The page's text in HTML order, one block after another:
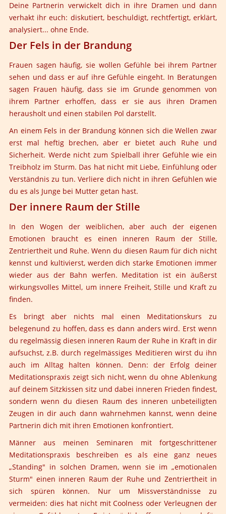
Deine Partnerin verwickelt dich in ihre Dramen und dann
verhakt ihr euch: diskutiert, beschuldigt, rechtfertigt, erklärt,
analysiert... ohne Ende.
Der Fels in der Brandung
Frauen sagen häufig, sie wollen Gefühle bei ihrem Partner
sehen und dass er auf ihre Gefühle eingeht. In Beratungen
sagen Frauen häufig, dass sie im Grunde genommen von
ihrem Partner erhoffen, dass er sie aus ihren Dramen
herausholt und einen stabilen Pol darstellt.
An einem Fels in der Brandung können sich die Wellen zwar
erst mal heftig brechen, aber er bietet auch Ruhe und
Sicherheit. Werde nicht zum Spielball ihrer Gefühle wie ein
Treibholz im Sturm. Das hat nicht mit Liebe, Einfühlung oder
Verständnis zu tun. Verliere dich nicht in ihren Gefühlen wie
du es als Junge bei Mutter getan hast.
Der innere Raum der Stille
In den Wogen der weiblichen, aber auch der eigenen
Emotionen braucht es einen inneren Raum der Stille,
Zentriertheit und Ruhe. Wenn du diesen Raum für dich nicht
kennst und kultivierst, werden dich starke Emotionen immer
wieder aus der Bahn werfen. Meditation ist ein äußerst
wirkungsvolles Mittel, um innere Freiheit, Stille und Kraft zu
finden.
Es bringt aber nichts mal einen Meditationskurs zu
belegenund zu hoffen, dass es dann anders wird. Erst wenn
du regelmässig diesen inneren Raum der Ruhe in Kraft in dir
aufsuchst, z.B. durch regelmässiges Meditieren wirst du ihn
auch im Alltag halten können. Denn: der Erfolg deiner
Meditationspraxis zeigt sich nicht, wenn du ohne Ablenkung
auf deinem Sitzkissen sitz und dabei inneren Frieden findest,
sondern wenn du diesen Raum des inneren unbeteiligten
Zeugen in dir auch dann wahrnehmen kannst, wenn deine
Partnerin dich mit ihren Emotionen konfrontiert.
Männer aus meinen Seminaren mit fortgeschrittener
Meditationspraxis beschreiben es als eine ganz neues
„Standing" in solchen Dramen, wenn sie im „emotionalen
Sturm" einen inneren Raum der Ruhe und Zentriertheit in
sich spüren können. Nur um Missverständnisse zu
vermeiden: dies hat nicht mit Coolness oder Verleugnen der